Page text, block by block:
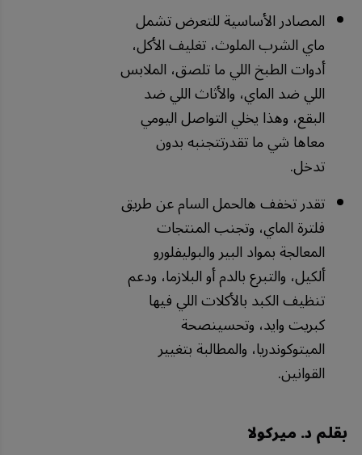
المصادر الأساسية للتعرض تشمل
ماي الشرب الملوث، تغليف الأكل،
أدوات الطبخ اللي ما تلصق، الملابس
اللي ضد الماي، والأثاث اللي ضد
البقع، وهذا يخلي التواصل اليومي
معاها شي ما تقدرتتجنبه بدون
تدخل.
تقدر تخفف هالحمل السام عن طريق
فلترة الماي، وتجنب المنتجات
المعالجة بمواد البير والبوليفلورو
ألكيل، والتبرع بالدم أو البلازما، ودعم
تنظيف الكبد بالأكلات اللي فيها
كبريت وايد، وتحسينصحة
الميتوكوندريا، والمطالبة بتغيير
القوانين.
بقلم د. ميركولا